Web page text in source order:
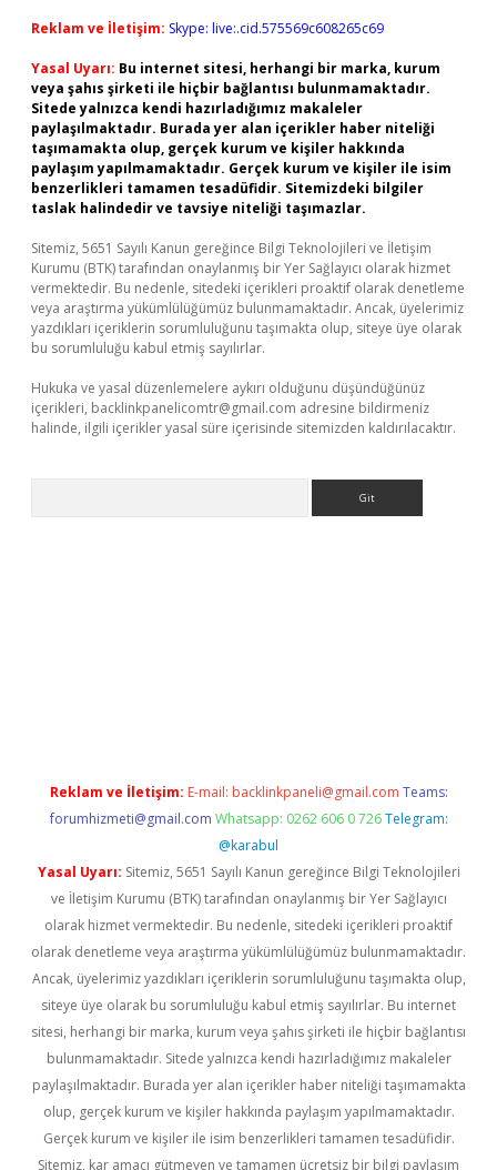
Reklam ve İletişim: Skype: live:.cid.575569c608265c69
Yasal Uyarı: Bu internet sitesi, herhangi bir marka, kurum
veya şahıs şirketi ile hiçbir bağlantısı bulunmamaktadır.
Sitede yalnızca kendi hazırladığımız makaleler
paylaşılmaktadır. Burada yer alan içerikler haber niteliği
taşımamakta olup, gerçek kurum ve kişiler hakkında
paylaşım yapılmamaktadır. Gerçek kurum ve kişiler ile isim
benzerlikleri tamamen tesadüfidir. Sitemizdeki bilgiler
taslak halindedir ve tavsiye niteliği taşımazlar.
Sitemiz, 5651 Sayılı Kanun gereğince Bilgi Teknolojileri ve İletişim
Kurumu (BTK) tarafından onaylanmış bir Yer Sağlayıcı olarak hizmet
vermektedir. Bu nedenle, sitedeki içerikleri proaktif olarak denetleme
veya araştırma yükümlülüğümüz bulunmamaktadır. Ancak, üyelerimiz
yazdıkları içeriklerin sorumluluğunu taşımakta olup, siteye üye olarak
bu sorumluluğu kabul etmiş sayılırlar.
Hukuka ve yasal düzenlemelere aykırı olduğunu düşündüğünüz
içerikleri, backlinkpanelicomtr@gmail.com adresine bildirmeniz
halinde, ilgili içerikler yasal süre içerisinde sitemizden kaldırılacaktır.
Reklam ve İletişim: E-mail: backlinkpaneli@gmail.com Teams:
forumhizmeti@gmail.com Whatsapp: 0262 606 0 726 Telegram:
@karabul
Yasal Uyarı: Sitemiz, 5651 Sayılı Kanun gereğince Bilgi Teknolojileri
ve İletişim Kurumu (BTK) tarafından onaylanmış bir Yer Sağlayıcı
olarak hizmet vermektedir. Bu nedenle, sitedeki içerikleri proaktif
olarak denetleme veya araştırma yükümlülüğümüz bulunmamaktadır.
Ancak, üyelerimiz yazdıkları içeriklerin sorumluluğunu taşımakta olup,
siteye üye olarak bu sorumluluğu kabul etmiş sayılırlar. Bu internet
sitesi, herhangi bir marka, kurum veya şahıs şirketi ile hiçbir bağlantısı
bulunmamaktadır. Sitede yalnızca kendi hazırladığımız makaleler
paylaşılmaktadır. Burada yer alan içerikler haber niteliği taşımamakta
olup, gerçek kurum ve kişiler hakkında paylaşım yapılmamaktadır.
Gerçek kurum ve kişiler ile isim benzerlikleri tamamen tesadüfidir.
Sitemiz, kar amacı gütmeyen ve tamamen ücretsiz bir bilgi paylaşım